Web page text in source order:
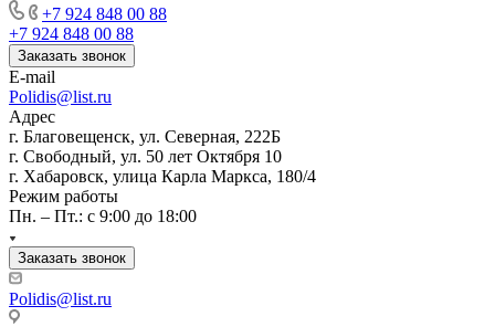
+7 924 848 00 88
+7 924 848 00 88
Заказать звонок
E-mail
Polidis@list.ru
Адрес
г. Благовещенск, ул. Северная, 222Б
г. Свободный, ул. 50 лет Октября 10
г. Хабаровск, улица Карла Маркса, 180/4
Режим работы
Пн. – Пт.: с 9:00 до 18:00
Заказать звонок
Polidis@list.ru